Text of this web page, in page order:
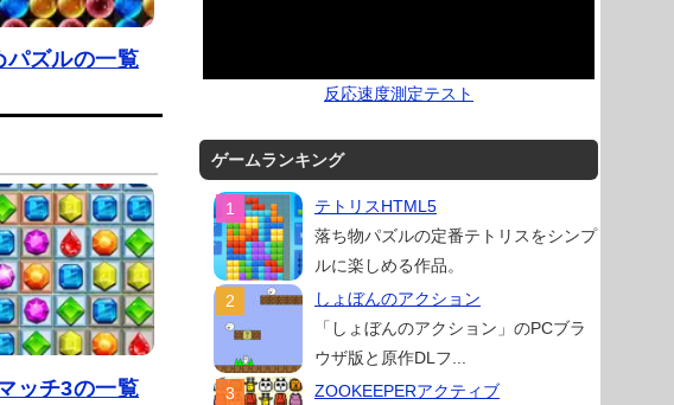
パズルの一覧
ッチ3の一覧
反応速度測定テスト
ゲームランキング
テトリスHTML5
落ち物パズルの定番テトリスをシンプ
ルに楽しめる作品。
しょぼんのアクション
「しょぼんのアクション」のPCブラ
ウザ版と原作DLフ...
ZOOKEEPERアクティブ